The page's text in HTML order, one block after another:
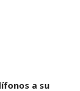
a su